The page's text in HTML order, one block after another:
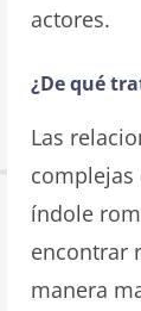
actores.
¿De qué
Las
complejas
índole
encontrar
manera